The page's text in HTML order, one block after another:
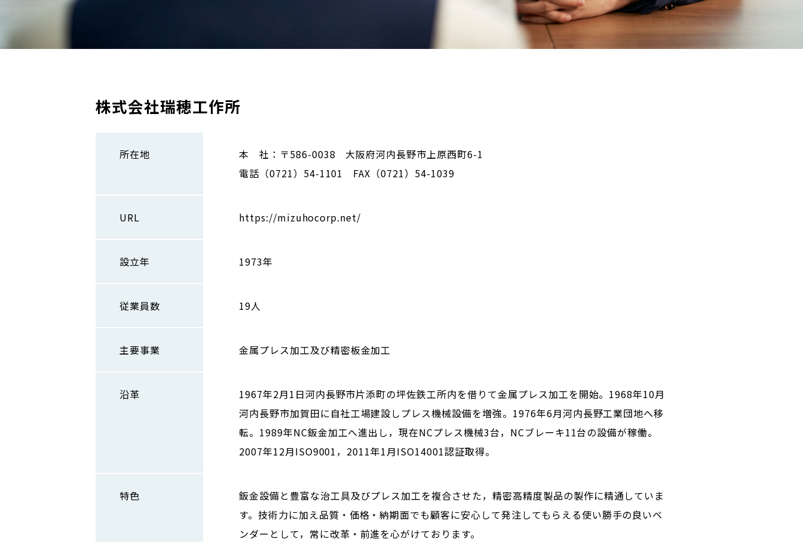
株式会社瑞穂工作所
所在地
本 社：〒586-0038 大阪府河内長野市上原西町6-1
電話（0721）54-1101 FAX（0721）54-1039
URL https://mizuhocorp.net/
設立年 1973年
従業員数 19人
主要事業 金属プレス加工及び精密板金加工
沿革
1967年2月1日河内長野市片添町の坪佐鉄工所内を借りて金属プレス加工を開始。1968年10月
河内長野市加賀田に自社工場建設しプレス機械設備を増強。1976年6月河内長野工業団地へ移
転。1989年NC鈑金加工へ進出し，現在NCプレス機械3台，NCブレーキ11台の設備が稼働。
2007年12月ISO9001，2011年1月ISO14001認証取得。
特色
鈑金設備と豊富な治工具及びプレス加工を複合させた，精密高精度製品の製作に精通していま
す。技術力に加え品質・価格・納期面でも顧客に安心して発注してもらえる使い勝手の良いベ
ンダーとして，常に改革・前進を心がけております。